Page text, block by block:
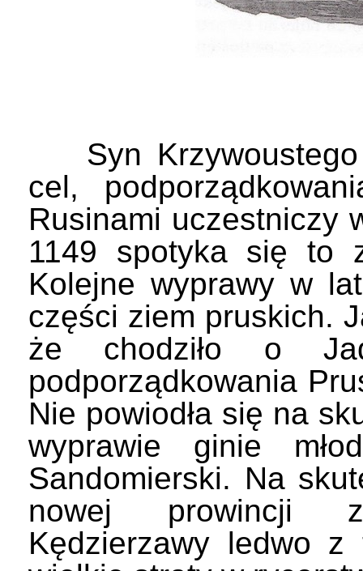
Syn Krzywoustego
cel,
Rusinami uczestniczy
1149 spotyka się to
Kolejne wyprawy w
części ziem pruskich.
że chodziło o
podporządkowania
Nie powiodła się na
wyprawie ginie
Sandomierski. Na
nowej prowincji
Kędzierzawy ledwo